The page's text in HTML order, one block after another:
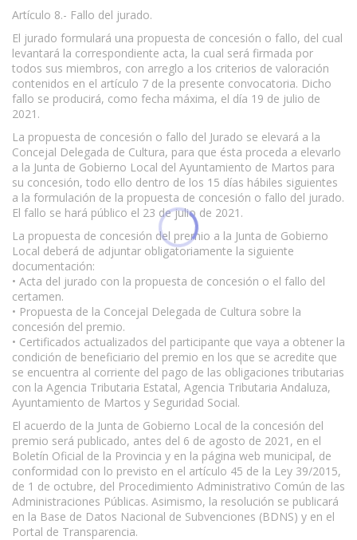
Artículo 8.- Fallo del jurado.
El jurado formulará una propuesta de concesión o fallo, del cual
levantará la correspondiente acta, la cual será firmada por
todos sus miembros, con arreglo a los criterios de valoración
contenidos en el artículo 7 de la presente convocatoria. Dicho
fallo se producirá, como fecha máxima, el día 19 de julio de
2021.
La propuesta de concesión o fallo del Jurado se elevará a la
Concejal Delegada de Cultura, para que ésta proceda a elevarlo
a la Junta de Gobierno Local del Ayuntamiento de Martos para
su concesión, todo ello dentro de los 15 días hábiles siguientes
a la formulación de la propuesta de concesión o fallo del jurado.
El fallo se hará público el 23 de julio de 2021.
La propuesta de concesión del premio a la Junta de Gobierno
Local deberá de adjuntar obligatoriamente la siguiente
documentación:
• Acta del jurado con la propuesta de concesión o el fallo del
certamen.
• Propuesta de la Concejal Delegada de Cultura sobre la
concesión del premio.
• Certificados actualizados del participante que vaya a obtener la
condición de beneficiario del premio en los que se acredite que
se encuentra al corriente del pago de las obligaciones tributarias
con la Agencia Tributaria Estatal, Agencia Tributaria Andaluza,
Ayuntamiento de Martos y Seguridad Social.
El acuerdo de la Junta de Gobierno Local de la concesión del
premio será publicado, antes del 6 de agosto de 2021, en el
Boletín Oficial de la Provincia y en la página web municipal, de
conformidad con lo previsto en el artículo 45 de la Ley 39/2015,
de 1 de octubre, del Procedimiento Administrativo Común de las
Administraciones Públicas. Asimismo, la resolución se publicará
en la Base de Datos Nacional de Subvenciones (BDNS) y en el
Portal de Transparencia.